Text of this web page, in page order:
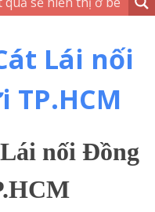
Lái nối
nối Đồng